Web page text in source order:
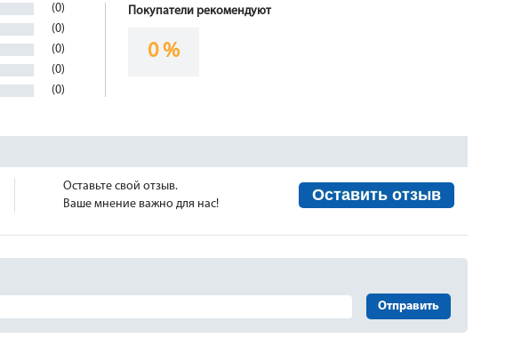
(0)
(0)
(0)
(0)
(0)
Покупатели рекомендуют
0 %
Оставьте свой отзыв.
Ваше мнение важно для нас!
Оставить отзыв
Отправить